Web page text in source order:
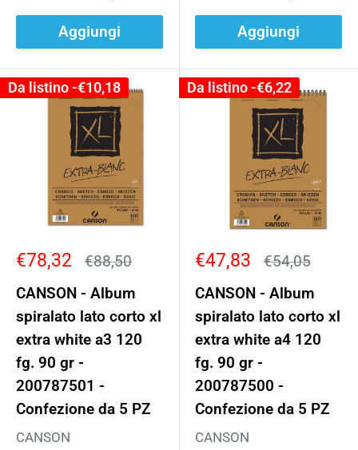
Aggiungi Aggiungi
Da listino -€10,18
Prezzo
€78,32 Prezzo
€88,50
CANSON - Album
spiralato lato corto xl
extra white a3 120
fg. 90 gr -
200787501 -
Confezione da 5 PZ
CANSON
Da listino -€6,22
Prezzo
€47,83 Prezzo
€54,05
CANSON - Album
spiralato lato corto xl
extra white a4 120
fg. 90 gr -
200787500 -
Confezione da 5 PZ
CANSON